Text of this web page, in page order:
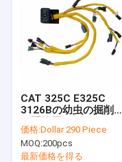
CAT 325C E325C
3126Bの幼虫の掘削機
7336
価格:Dollar 290 Piece
MOQ:200pcs
最新価格を得る